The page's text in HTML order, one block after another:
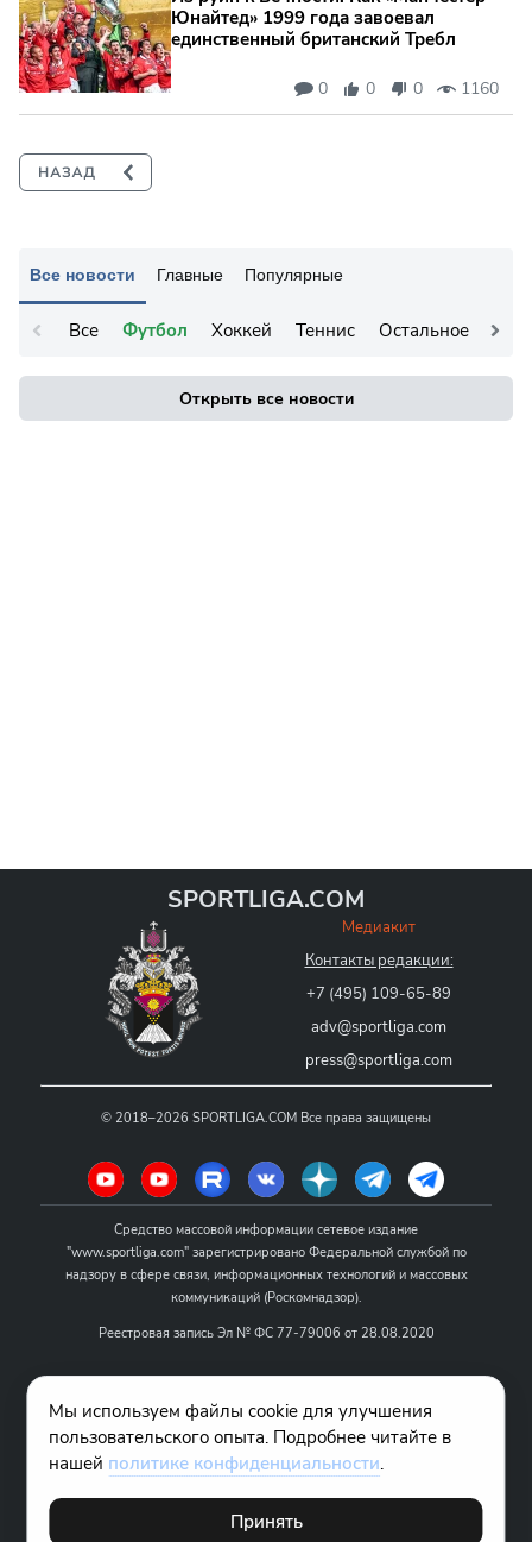
Все новости Главные Популярные
Все Футбол Хоккей Теннис Остальное
Открыть все новости
Юнайтед» 1999 года завоевал
единственный британский Требл
0 0 0 1160
SPORTLIGA.COM
Медиакит
Контакты редакции:
+7 (495) 109-65-89
adv@sportliga.com
press@sportliga.com
© 2018–2026 SPORTLIGA.COM Все права защищены
Средство массовой информации сетевое издание
"www.sportliga.com" зарегистрировано Федеральной службой по
надзору в сфере связи, информационных технологий и массовых
коммуникаций (Роскомнадзор).
Реестровая запись Эл № ФС 77-79006 от 28.08.2020
Название - www.sportliga.com
Учредитель СМИ сетевого издания "www.sportliga.com": ИП Чамин
О.Н.
Главный редактор СМИ сетевого издания "www.sportliga.com":
Хаимов Д.И.
Мы используем файлы cookie для улучшения
пользовательского опыта. Подробнее читайте в
нашей политике конфиденциальности.
Принять